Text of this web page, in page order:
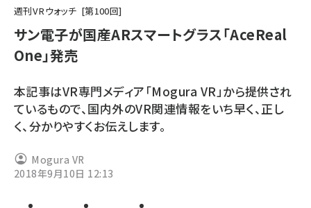
加藤銘のチーム貢献～仲間と築いた勝利の絆～ (2314)
iot女子会 (2279)
drupal (1955)
genai (1483)
abc123 (1358)
ai crunch (1353)
週刊VRウォッチ 第100回
サン電子が国産ARスマートグラス「AceReal
One」発売
本記事はVR専門メディア「Mogura VR」から提供され
ているもので、国内外のVR関連情報をいち早く、正し
く、分かりやすくお伝えします。
Mogura VR
2018年9月10日 12:13